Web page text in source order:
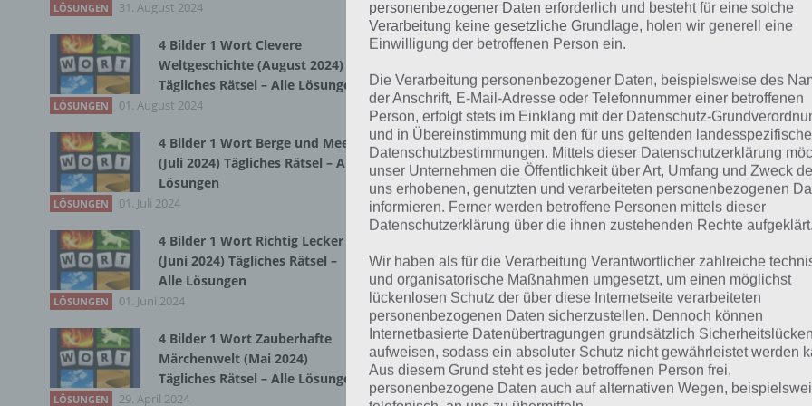
Zur Übersicht der4 Bilder 1 Wort Lösungen für Schweden im
Kurze Begriffserklärung
LÖSUNGEN 31. August 2024
4 Bilder 1 Wort Clevere
Weltgeschichte (August 2024)
Tägliches Rätsel – Alle Lösungen
LÖSUNGEN 01. August 2024
4 Bilder 1 Wort Berge und Meer
(Juli 2024) Tägliches Rätsel – Alle
Lösungen
LÖSUNGEN 01. Juli 2024
4 Bilder 1 Wort Richtig Lecker
(Juni 2024) Tägliches Rätsel –
Alle Lösungen
LÖSUNGEN 01. Juni 2024
4 Bilder 1 Wort Zauberhafte
Märchenwelt (Mai 2024)
Tägliches Rätsel – Alle Lösungen
LÖSUNGEN 29. April 2024
personenbezogener Daten erforderlich und besteht für eine solche
Verarbeitung keine gesetzliche Grundlage, holen wir generell eine
Einwilligung der betroffenen Person ein.
Die Verarbeitung personenbezogener Daten, beispielsweise des
der Anschrift, E-Mail-Adresse oder Telefonnummer einer betroffenen
Person, erfolgt stets im Einklang mit der Datenschutz-
und in Übereinstimmung mit den für uns geltenden
Datenschutzbestimmungen. Mittels dieser Datenschutzerklärung
unser Unternehmen die Öffentlichkeit über Art, Umfang und Zweck
uns erhobenen, genutzten und verarbeiteten personenbezogenen
informieren. Ferner werden betroffene Personen mittels dieser
Datenschutzerklärung über die ihnen zustehenden Rechte aufgeklärt.
Wir haben als für die Verarbeitung Verantwortlicher zahlreiche
und organisatorische Maßnahmen umgesetzt, um einen möglichst
lückenlosen Schutz der über diese Internetseite verarbeiteten
personenbezogenen Daten sicherzustellen. Dennoch können
Internetbasierte Datenübertragungen grundsätzlich Sicherheitslücken
aufweisen, sodass ein absoluter Schutz nicht gewährleistet werden
Aus diesem Grund steht es jeder betroffenen Person frei,
personenbezogene Daten auch auf alternativen Wegen,